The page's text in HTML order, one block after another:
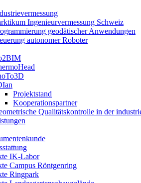
Ingenieurvermessung Schweiz
geodätischer Anwendungen
autonomer Roboter
Projektstand
Kooperationspartner
Qualitätskontrolle in der
IK-Labor
Campus Röntgenring
Ringpark